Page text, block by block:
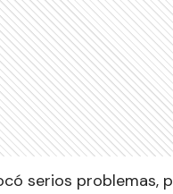
serios problemas,